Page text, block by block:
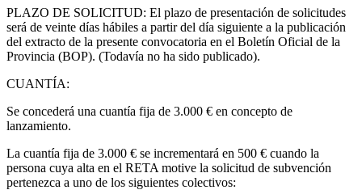
PLAZO DE SOLICITUD: El plazo de presentación de solicitudes
será de veinte días hábiles a partir del día siguiente a la publicación
del extracto de la presente convocatoria en el Boletín Oficial de la
Provincia (BOP). (Todavía no ha sido publicado).
CUANTÍA:
Se concederá una cuantía fija de 3.000 € en concepto de
lanzamiento.
La cuantía fija de 3.000 € se incrementará en 500 € cuando la
persona cuya alta en el RETA motive la solicitud de subvención
pertenezca a uno de los siguientes colectivos: